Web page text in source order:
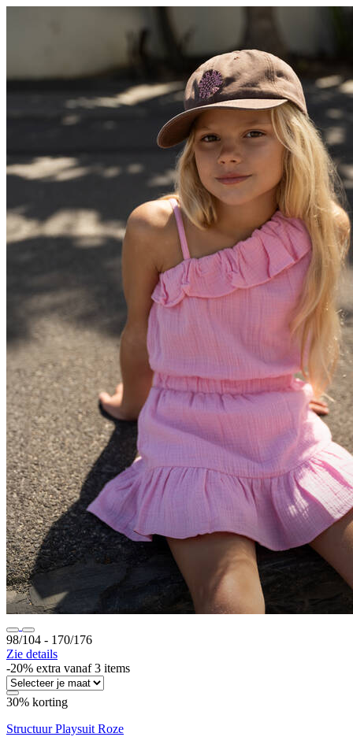
98/104 ‐ 170/176
Zie details
-20% extra vanaf 3 items
30% korting
Structuur Playsuit Roze